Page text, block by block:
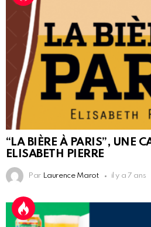
“LA BIÈRE À PARIS”, UNE
ELISABETH PIERRE
Par Laurence Marot il y a 7 ans